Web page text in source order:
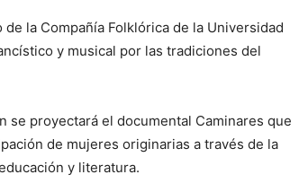
de la Compañía Folklórica de la Universidad
y musical por las tradiciones del
se proyectará el documental Caminares que
de mujeres originarias a través de la
y literatura.